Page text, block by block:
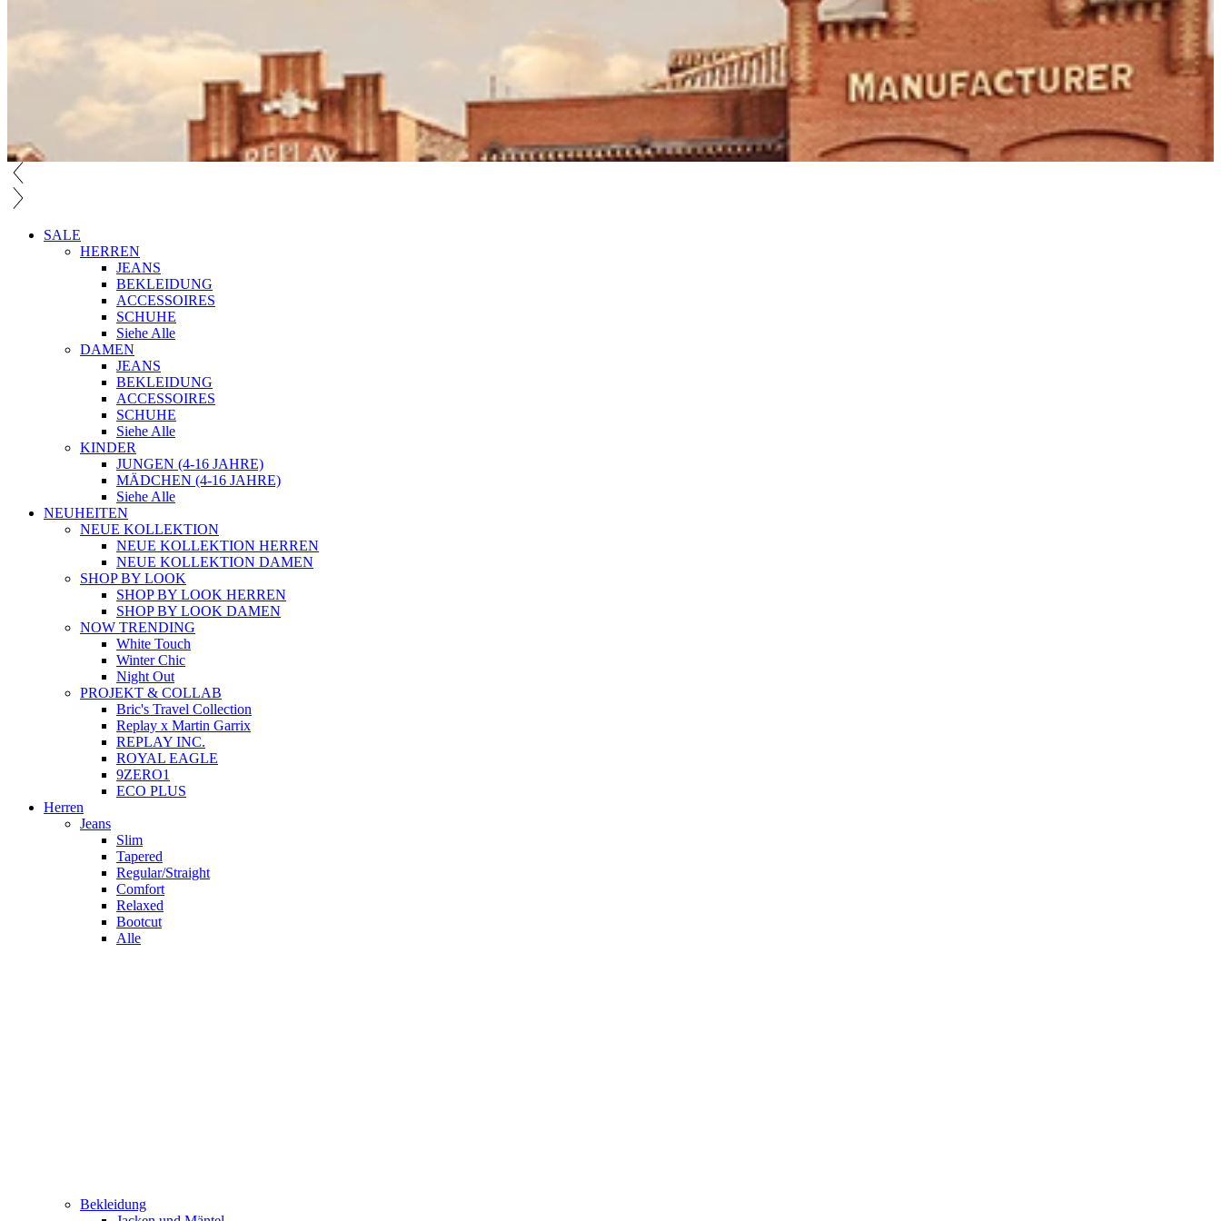
SALE
HERREN
JEANS
BEKLEIDUNG
ACCESSOIRES
SCHUHE
Siehe Alle
DAMEN
JEANS
BEKLEIDUNG
ACCESSOIRES
SCHUHE
Siehe Alle
KINDER
JUNGEN (4-16 JAHRE)
MÄDCHEN (4-16 JAHRE)
Siehe Alle
NEUHEITEN
NEUE KOLLEKTION
NEUE KOLLEKTION HERREN
NEUE KOLLEKTION DAMEN
SHOP BY LOOK
SHOP BY LOOK HERREN
SHOP BY LOOK DAMEN
NOW TRENDING
White Touch
Winter Chic
Night Out
PROJEKT & COLLAB
Bric's Travel Collection
Replay x Martin Garrix
REPLAY INC.
ROYAL EAGLE
9ZERO1
ECO PLUS
Herren
Jeans
Slim
Tapered
Regular/Straight
Comfort
Relaxed
Bootcut
Alle
Bekleidung